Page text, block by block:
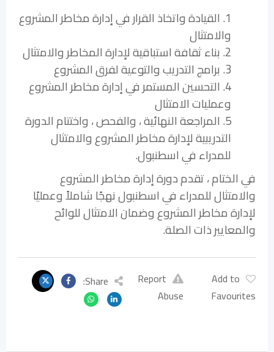
1. القيادة واتخاذ القرار في إدارة مخاطر المشروع
والامتثال
2. بناء ثقافة استباقية لإدارة المخاطر والامتثال
3. برامج التدريب والتوعية لفرق المشروع
4. التحسين المستمر في إدارة مخاطر المشروع
وعمليات الامتثال
5. المراجعة النهائية ، والفحص ، واختتام الدورة
التدريبية لإدارة مخاطر المشروع والامتثال
للمدراء في اسطنبول.
في الختام ، تقدم دورة إدارة مخاطر المشروع
والامتثال للمدراء في اسطنبول نهجًا شاملاً وعمليًا
لإدارة مخاطر المشروع وضمان الامتثال للوائح
والمعايير ذات الصلة.
Add to
Favourites
Report
Abuse
Share: